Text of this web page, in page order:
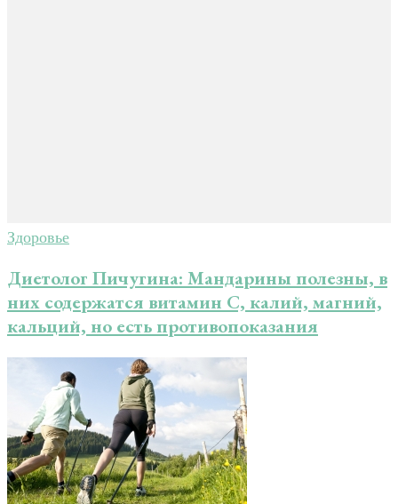
Здоровье
Диетолог Пичугина: Мандарины полезны, в
них содержатся витамин С, калий, магний,
кальций, но есть противопоказания